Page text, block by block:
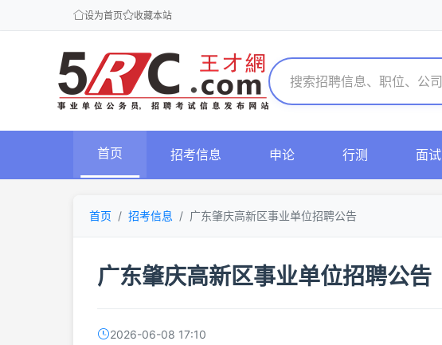
设为首页 收藏本站
首页 招考信息 申论 行测 面试
首页 招考信息 广东肇庆高新区事业单位招聘公告
广东肇庆高新区事业单位招聘公告
2026-06-08 17:10